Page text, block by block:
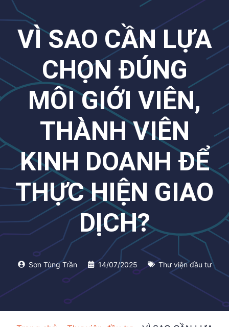
VÌ SAO CẦN LỰA
CHỌN ĐÚNG
MÔI GIỚI VIÊN,
THÀNH VIÊN
KINH DOANH ĐỂ
THỰC HIỆN GIAO
DỊCH?
Sơn Tùng Trần 14/07/2025 Thư viện đầu tư